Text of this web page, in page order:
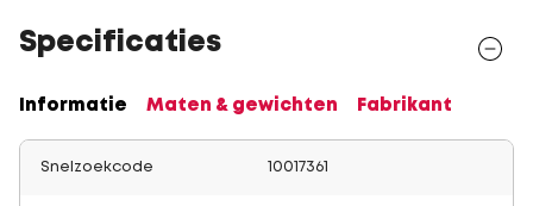
Specificaties
Informatie Maten & gewichten Fabrikant
Snelzoekcode 10017361